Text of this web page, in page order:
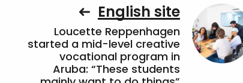
English site
Loucette Reppenhagen
started a mid-level creative
vocational program in
Aruba: “These students